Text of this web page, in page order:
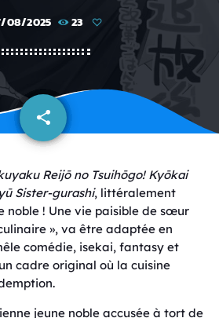
08/2025 23
share
email
Reijō no Tsuihōgo! Kyōkai
Sister-gurashi, littéralement
noble ! Une vie paisible de sœur
», va être adaptée en
comédie, isekai, fantasy et
cadre original où la cuisine
jeune noble accusée à tort de